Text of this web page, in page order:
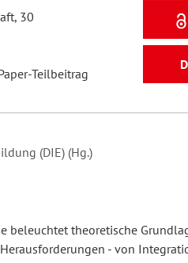
30
Teilbeitrag
(DIE) (Hg.)
beleuchtet theoretische
- von